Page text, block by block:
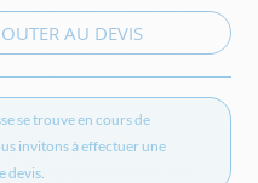
AU DEVIS
se trouve en cours de
invitons à effectuer une
devis.